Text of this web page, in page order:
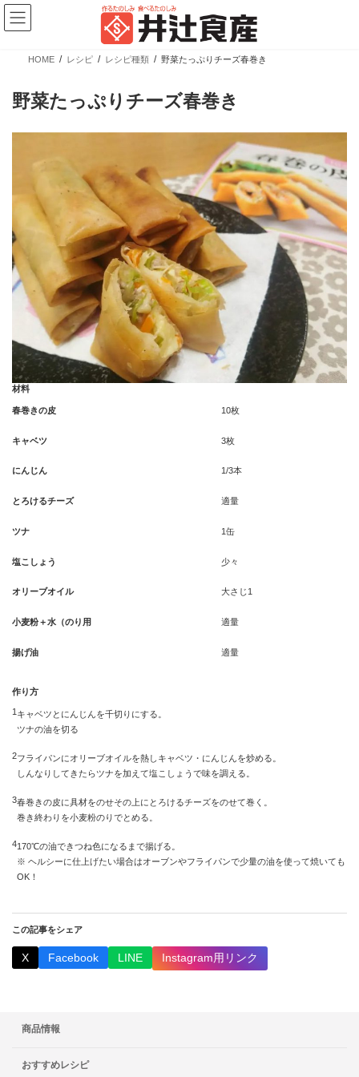
コ
テ
ナ
ゲ
新商品情報
【新商品】ぎょうざの皮 大判 少量パック
カテゴリー
業務用商品
ブランド
広島餃子
餃子の皮・春巻の皮
売場
精肉向け商品
日配向け商品
冷凍向け商品
HOME レシピ レシピ種類 野菜たっぷりチーズ春巻き
野菜たっぷりチーズ春巻き
材料
春巻きの皮 10枚
キャベツ 3枚
にんじん 1/3本
とろけるチーズ 適量
ツナ 1缶
塩こしょう 少々
オリーブオイル 大さじ1
小麦粉＋水（のり用 適量
揚げ油 適量
作り方
1 キャベツとにんじんを千切りにする。
ツナの油を切る
2フライパンにオリーブオイルを熱しキャベツ・にんじんを炒める。
しんなりしてきたらツナを加えて塩こしょうで味を調える。
3春巻きの皮に具材をのせその上にとろけるチーズをのせて巻く。
巻き終わりを小麦粉のりでとめる。
4170℃の油できつね色になるまで揚げる。
※ ヘルシーに仕上げたい場合はオーブンやフライパンで少量の油を使って焼いても
OK！
この記事をシェア
X Facebook LINE Instagram用リンク
商品情報
おすすめレシピ